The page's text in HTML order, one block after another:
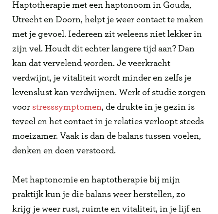
Haptotherapie met een haptonoom in Gouda,
Utrecht en Doorn, helpt je weer contact te maken
met je gevoel. Iedereen zit weleens niet lekker in
zijn vel. Houdt dit echter langere tijd aan? Dan
kan dat vervelend worden. Je veerkracht
verdwijnt, je vitaliteit wordt minder en zelfs je
levenslust kan verdwijnen. Werk of studie zorgen
voor stresssymptomen, de drukte in je gezin is
teveel en het contact in je relaties verloopt steeds
moeizamer. Vaak is dan de balans tussen voelen,
denken en doen verstoord.
Met haptonomie en haptotherapie bij mijn
praktijk kun je die balans weer herstellen, zo
krijg je weer rust, ruimte en vitaliteit, in je lijf en